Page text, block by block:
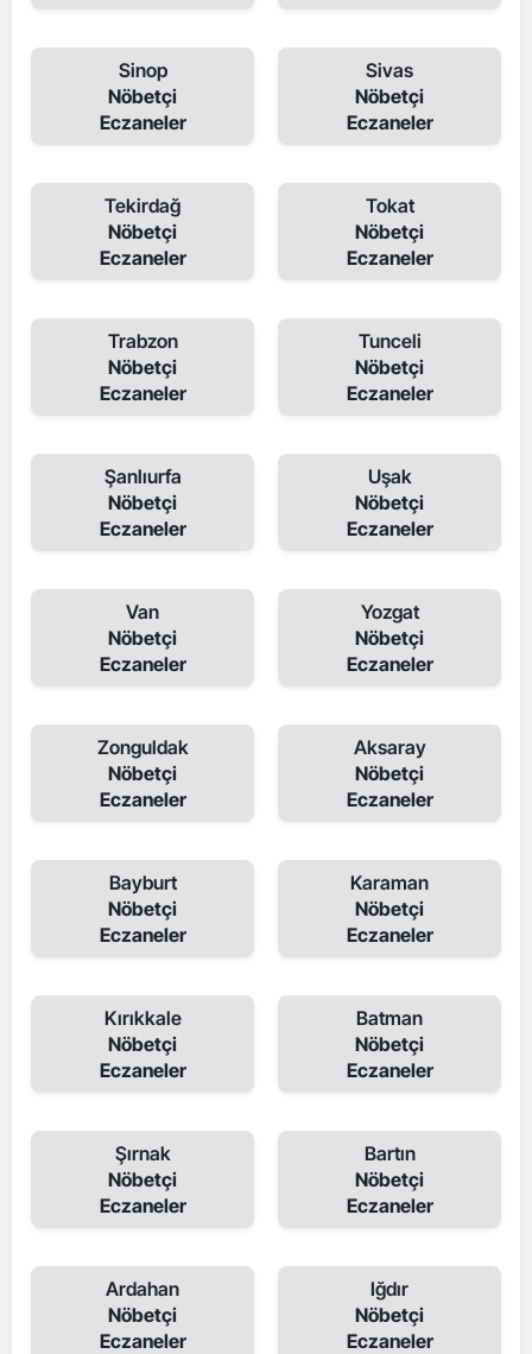
Sinop
Nöbetçi
Eczaneler
Sivas
Nöbetçi
Eczaneler
Tekirdağ
Nöbetçi
Eczaneler
Tokat
Nöbetçi
Eczaneler
Trabzon
Nöbetçi
Eczaneler
Tunceli
Nöbetçi
Eczaneler
Şanlıurfa
Nöbetçi
Eczaneler
Uşak
Nöbetçi
Eczaneler
Van
Nöbetçi
Eczaneler
Yozgat
Nöbetçi
Eczaneler
Zonguldak
Nöbetçi
Eczaneler
Aksaray
Nöbetçi
Eczaneler
Bayburt
Nöbetçi
Eczaneler
Karaman
Nöbetçi
Eczaneler
Kırıkkale
Nöbetçi
Eczaneler
Batman
Nöbetçi
Eczaneler
Şırnak
Nöbetçi
Eczaneler
Bartın
Nöbetçi
Eczaneler
Ardahan
Nöbetçi
Eczaneler
Iğdır
Nöbetçi
Eczaneler